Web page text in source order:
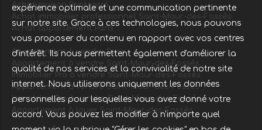
Achat maison Pontcarré
Achat immobilier professionnel Saint-Maur-des-Fossés
Achat appartement Paris
Appartement à vendre Paris
Appartement à vendre Saint-Maur-des-Fossés
Immobilier Pro à vendre Saint-Maur-des-Fossés
Appartement à vendre Saint-Maur-des-Fossés
Immobilier Pro à vendre Saint-Maur-des-Fossés
Appartement à louer Saint-Maur-des-Fossés
expérience optimale et une communication pertinente
sur notre site. Grace à ces technologies, nous pouvons
vous proposer du contenu en rapport avec vos centres
d'intérêt. Ils nous permettent également d'améliorer la
qualité de nos services et la convivialité de notre site
internet. Nous utiliserons uniquement les données
personnelles pour lesquelles vous avez donné votre
accord. Vous pouvez les modifier à n'importe quel